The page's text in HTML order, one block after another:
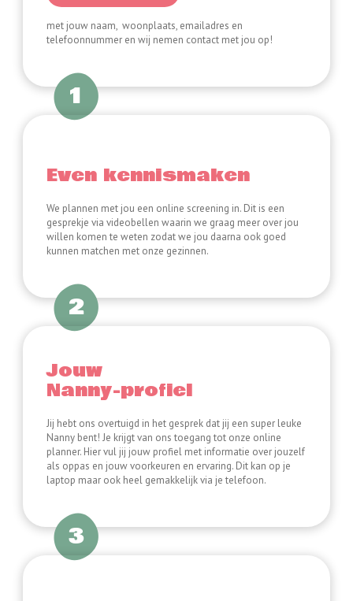
met jouw naam, woonplaats, emailadres en
telefoonnummer en wij nemen contact met jou op!
1
Even kennismaken
We plannen met jou een online screening in. Dit is een
gesprekje via videobellen waarin we graag meer over jou
willen komen te weten zodat we jou daarna ook goed
kunnen matchen met onze gezinnen.
2
Jouw
Nanny-profiel
Jij hebt ons overtuigd in het gesprek dat jij een super leuke
Nanny bent! Je krijgt van ons toegang tot onze online
planner. Hier vul jij jouw profiel met informatie over jouzelf
als oppas en jouw voorkeuren en ervaring. Dit kan op je
laptop maar ook heel gemakkelijk via je telefoon.
3